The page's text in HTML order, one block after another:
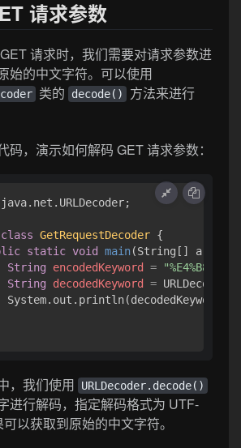
请求参数
请求时，我们需要对请求参数进
始的中文字符。可以使用
类的 decode()
方法来进行
码，演示如何解码 GET 请求参数：
java.net.URLDecoder;
class GetRequestDecoder {
static void main(String[] args)
String
encodedKeyword =
String
decodedKeyword =
System.out.println(decodedKeyword);
，我们使用 URLDecoder.decode()
进行解码，指定解码格式为 UTF-
以获取到原始的中文字符。